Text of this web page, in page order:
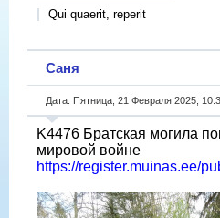
Qui quaerit, reperit
Саня
Дата: Пятница, 21 Февраля 2025,
K4476 Братская могила
мировой войне
https://register.muinas.ee/